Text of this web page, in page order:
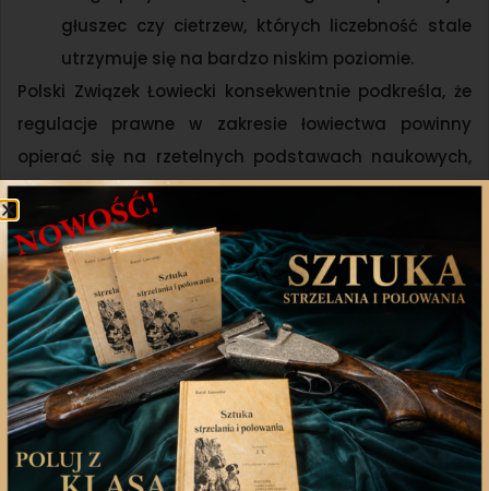
głuszec czy cietrzew, których liczebność stale
utrzymuje się na bardzo niskim poziomie.
Polski Związek Łowiecki konsekwentnie podkreśla, że
regulacje prawne w zakresie łowiectwa powinny
opierać się na rzetelnych podstawach naukowych,
uwzględniać zasady zrównoważonej gospodarki
przyrodniczej oraz dorobek praktyki łowieckiej.
ROZPORZĄDZENIE MINISTRA KLIMATU I ŚRODOWISKA
Z DNIA 22 WRZEŚNIA 2025R.
Udostępnij Twitter WhatsApp